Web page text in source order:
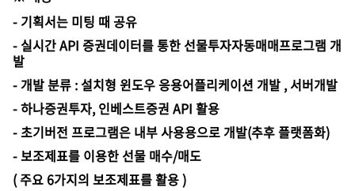
- 기획서는 미팅 때 공유
- 실시간 API 증권데이터를 통한 선물투자자동매매프로그램 개
발
- 개발 분류 : 설치형 윈도우 응용어플리케이션 개발 , 서버개발
- 하나증권투자, 인베스트증권 API 활용
- 초기버전 프로그램은 내부 사용용으로 개발(추후 플랫폼화)
- 보조제표를 이용한 선물 매수/매도
( 주요 6가지의 보조제표를 활용 )